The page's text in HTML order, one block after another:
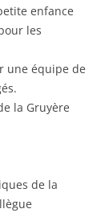
enfance
les
une équipe de
la Gruyère
de la